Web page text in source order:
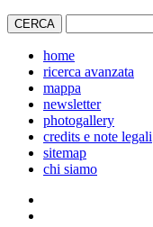
home
ricerca avanzata
mappa
newsletter
photogallery
credits e note legali
sitemap
chi siamo